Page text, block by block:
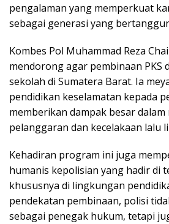
pengalaman yang memperkuat
sebagai generasi yang
Kombes Pol Muhammad Reza
mendorong agar pembinaan PKS
sekolah di Sumatera Barat. Ia
pendidikan keselamatan kepada
memberikan dampak besar
pelanggaran dan kecelakaan lalu
Kehadiran program ini juga
humanis kepolisian yang hadir di
khususnya di lingkungan
pendekatan pembinaan, polisi
sebagai penegak hukum, tetapi